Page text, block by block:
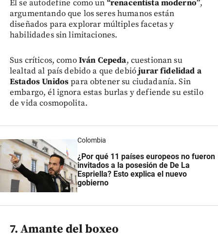
Él se autodefine como un “renacentista moderno”,
argumentando que los seres humanos están
diseñados para explorar múltiples facetas y
habilidades sin limitaciones.
Sus críticos, comoIván Cepeda, cuestionan su
lealtad al país debido a que debiójurar fidelidad a
Estados Unidospara obtener su ciudadanía. Sin
embargo, él ignora estas burlas y defiende su estilo
de vida cosmopolita.
Colombia
¿Por qué 11 países europeos no fueron
invitados a la posesión de De La
Espriella? Esto explica el nuevo
gobierno
7. Amante del boxeo